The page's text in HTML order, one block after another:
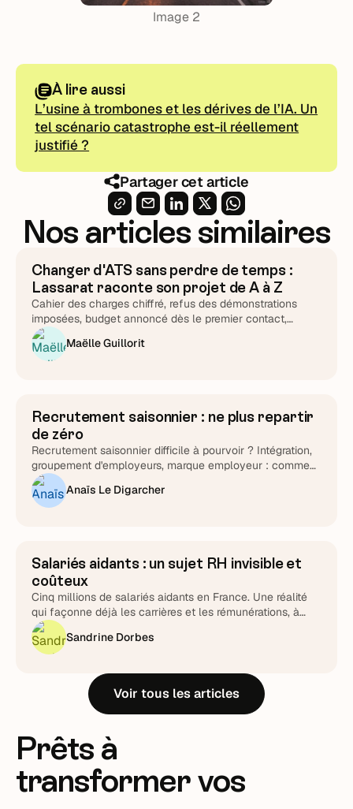
Partager cet article
Image 2
À lire aussi
L’usine à trombones et les dérives de l’IA. Un
tel scénario catastrophe est-il réellement
justifié ?
Nos articles similaires
ATS & Outils
Changer d'ATS sans perdre de temps :
Lassarat raconte son projet de A à Z
Cahier des charges chiffré, refus des démonstrations
imposées, budget annoncé dès le premier contact,
support testé chronomètre en main : Lucie Treussart
détaille chaque arbitrage. Une méthode reproductible,
quel que soit l'éditeur que vous choisirez au final.
Maëlle Guillorit
Attirer et cibler
Recrutement saisonnier : ne plus repartir
de zéro
Recrutement saisonnier difficile à pourvoir ? Intégration,
groupement d'employeurs, marque employeur : comment
transformer le cycle en fidélisation durable.
Anaïs Le Digarcher
Stratégie RH
Salariés aidants : un sujet RH invisible et
coûteux
Cinq millions de salariés aidants en France. Une réalité
qui façonne déjà les carrières et les rémunérations, à
piloter plutôt qu'à subir.
Sandrine Dorbes
Voir tous les articles
Prêts à
transformer vos